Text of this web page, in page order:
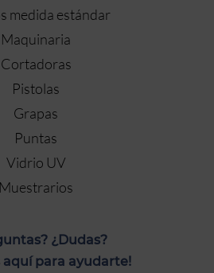
medida estándar
Maquinaria
Cortadoras
Pistolas
Grapas
Puntas
Vidrio UV
Muestrarios
¿Dudas?
aquí para ayudarte!